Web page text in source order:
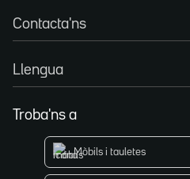
Contacta'ns
Llengua
Troba'ns a
Mòbils i tauletes